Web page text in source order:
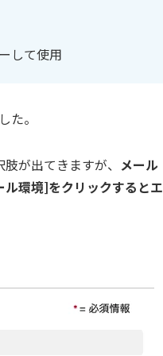
して使用
た。
が出てきますが、 メール
環境]をクリックするとエ